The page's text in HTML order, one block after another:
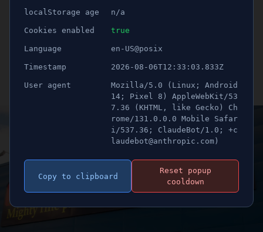
Dollarstore återkallar
produkt - "Risk för
kvävning"
Publicerad 10 november 2023 15:44
localStorage age n/a
Cookies enabled true
Language en-US@posix
Timestamp 2026-08-06T12:33:03.833Z
User agent
Mozilla/5.0 (Linux; Android
14; Pixel 8) AppleWebKit/53
7.36 (KHTML, like Gecko) Ch
rome/131.0.0.0 Mobile Safar
i/537.36; ClaudeBot/1.0; +c
laudebot@anthropic.com)
Copy to clipboard
Reset popup
cooldown